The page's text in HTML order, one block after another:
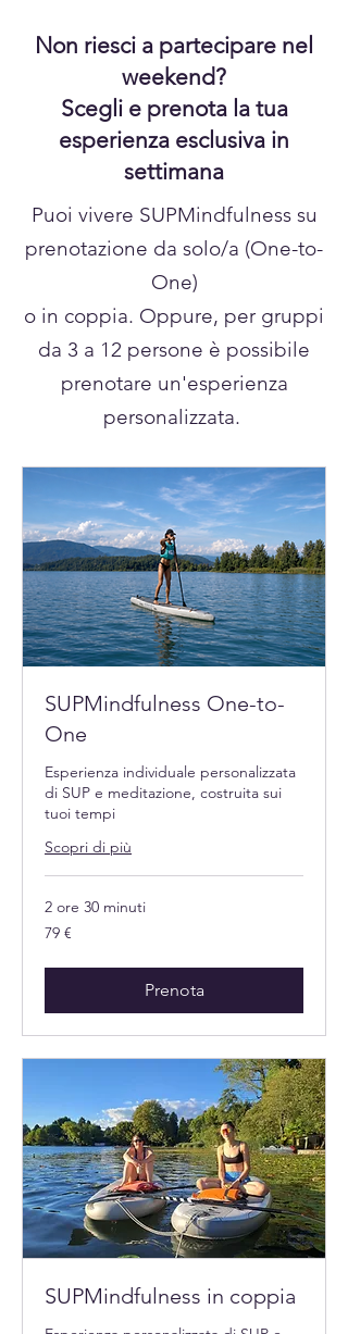
Non riesci a partecipare nel
weekend?
Scegli e prenota la tua
esperienza esclusiva in
settimana
Puoi vivere SUPMindfulness su
prenotazione da solo/a (One-to-
One)
o in coppia. Oppure, per gruppi
da 3 a 12 persone è possibile
prenotare un'esperienza
personalizzata.
SUPMindfulness One-to-
One
Esperienza individuale personalizzata
di SUP e meditazione, costruita sui
tuoi tempi
Scopri di più
2 ore 30 minuti
79
euro
79 €
Prenota
SUPMindfulness in coppia